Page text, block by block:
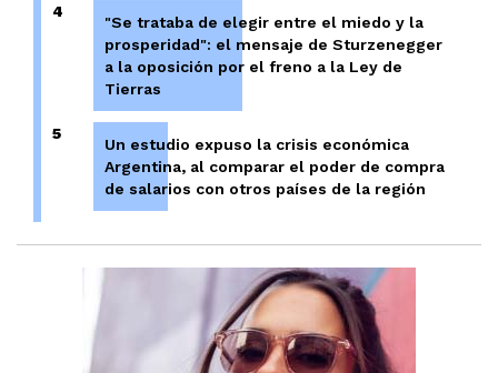
4
"Se trataba de elegir entre el miedo y la
prosperidad": el mensaje de Sturzenegger
a la oposición por el freno a la Ley de
Tierras
5
Un estudio expuso la crisis económica
Argentina, al comparar el poder de compra
de salarios con otros países de la región